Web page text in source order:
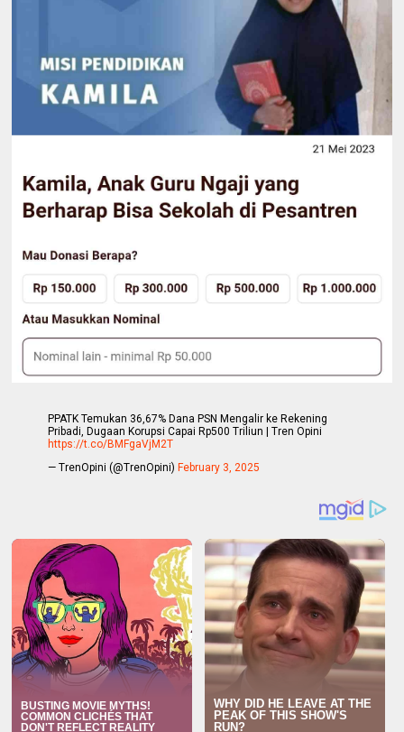
PPATK Temukan 36,67% Dana PSN Mengalir ke Rekening
Pribadi, Dugaan Korupsi Capai Rp500 Triliun | Tren Opini
https://t.co/BMFgaVjM2T
— TrenOpini (@TrenOpini) February 3, 2025